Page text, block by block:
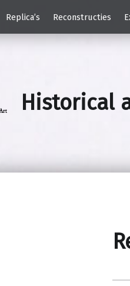
Replica’s Reconstructies
Historical